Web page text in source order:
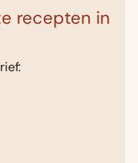
recepten in